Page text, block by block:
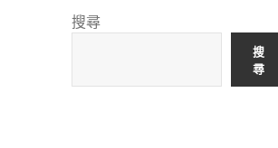
Before
搜尋
搜
尋